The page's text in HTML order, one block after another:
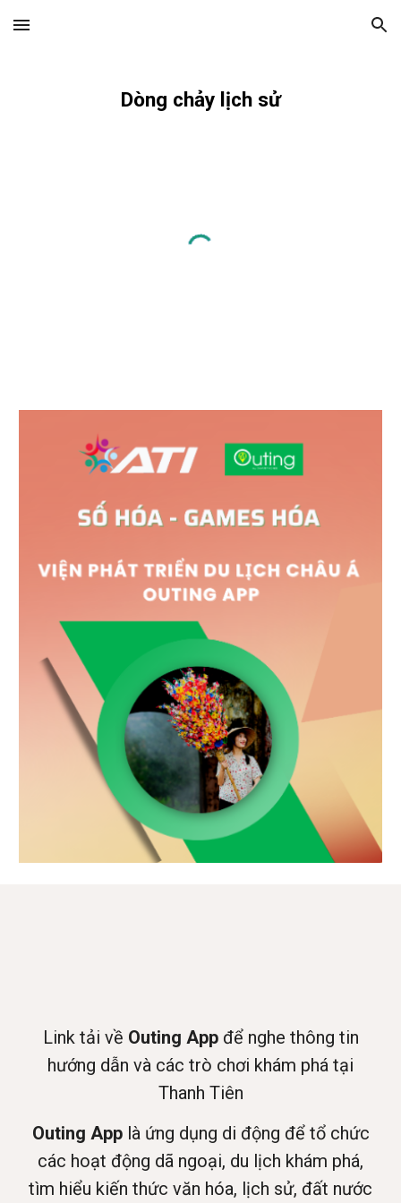
Skip to main content Skip to navigation
Dòng chảy lịch sử
Link tải về Outing Appđể nghe thông tin
hướng dẫn và các trò chơi khám phá tại
Thanh Tiên
Outing Applà ứng dụng di động để tổ chức
các hoạt động dã ngoại, du lịch khám phá,
tìm hiểu kiến thức văn hóa, lịch sử, đất nước